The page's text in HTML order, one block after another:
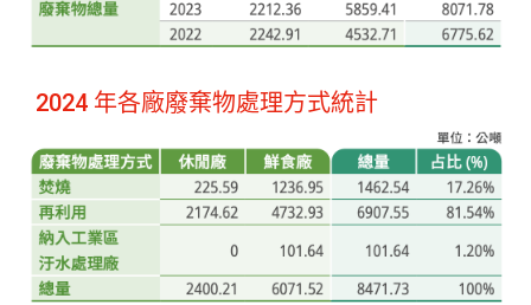
2024 年各廠廢棄物處理方式統計